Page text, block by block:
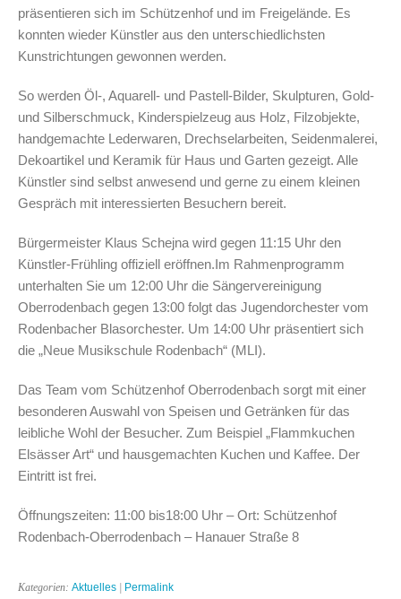
präsentieren sich im Schützenhof und im Freigelände. Es
konnten wieder Künstler aus den unterschiedlichsten
Kunstrichtungen gewonnen werden.
So werden Öl-, Aquarell- und Pastell-Bilder, Skulpturen, Gold-
und Silberschmuck, Kinderspielzeug aus Holz, Filzobjekte,
handgemachte Lederwaren, Drechselarbeiten, Seidenmalerei,
Dekoartikel und Keramik für Haus und Garten gezeigt. Alle
Künstler sind selbst anwesend und gerne zu einem kleinen
Gespräch mit interessierten Besuchern bereit.
Bürgermeister Klaus Schejna wird gegen 11:15 Uhr den
Künstler-Frühling offiziell eröffnen.Im Rahmenprogramm
unterhalten Sie um 12:00 Uhr die Sängervereinigung
Oberrodenbach gegen 13:00 folgt das Jugendorchester vom
Rodenbacher Blasorchester. Um 14:00 Uhr präsentiert sich
die „Neue Musikschule Rodenbach“ (MLI).
Das Team vom Schützenhof Oberrodenbach sorgt mit einer
besonderen Auswahl von Speisen und Getränken für das
leibliche Wohl der Besucher. Zum Beispiel „Flammkuchen
Elsässer Art“ und hausgemachten Kuchen und Kaffee. Der
Eintritt ist frei.
Öffnungszeiten: 11:00 bis18:00 Uhr – Ort: Schützenhof
Rodenbach-Oberrodenbach – Hanauer Straße 8
Kategorien: Aktuelles | Permalink